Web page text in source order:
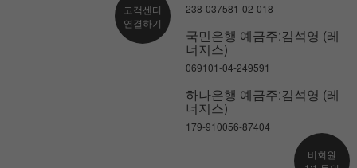
고객센터
연결하기
238-037581-02-018
국민은행 예금주:김석영 (레
너지스)
069101-04-249591
하나은행 예금주:김석영 (레
너지스)
179-910056-87404
비회원